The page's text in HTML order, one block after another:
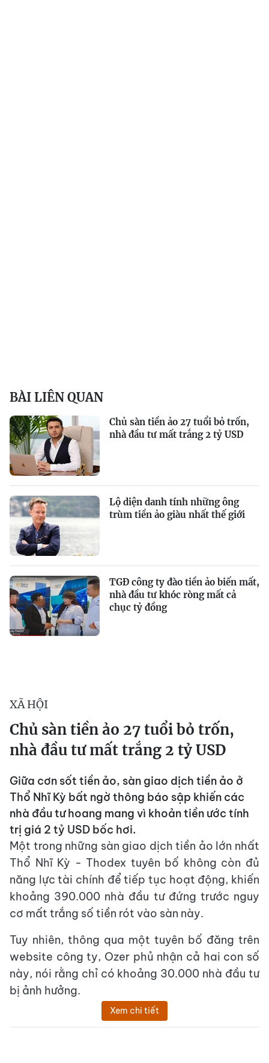
BÀI LIÊN QUAN
Chủ sàn tiền ảo 27 tuổi bỏ trốn,
nhà đầu tư mất trắng 2 tỷ USD
Lộ diện danh tính những ông
trùm tiền ảo giàu nhất thế giới
TGĐ công ty đào tiền ảo biến mất,
nhà đầu tư khóc ròng mất cả
chục tỷ đồng
XÃ HỘI
Chủ sàn tiền ảo 27 tuổi bỏ trốn,
nhà đầu tư mất trắng 2 tỷ USD
Giữa cơn sốt tiền ảo, sàn giao dịch tiền ảo ở
Thổ Nhĩ Kỳ bất ngờ thông báo sập khiến các
nhà đầu tư hoang mang vì khoản tiền ước tính
trị giá 2 tỷ USD bốc hơi.
Một trong những sàn giao dịch tiền ảo lớn nhất
Thổ Nhĩ Kỳ - Thodex tuyên bố không còn đủ
năng lực tài chính để tiếp tục hoạt động, khiến
khoảng 390.000 nhà đầu tư đứng trước nguy
cơ mất trắng số tiền rót vào sàn này.
Tuy nhiên, thông qua một tuyên bố đăng trên
website công ty, Ozer phủ nhận cả hai con số
này, nói rằng chỉ có khoảng 30.000 nhà đầu tư
bị ảnh hưởng.
Xem chi tiết